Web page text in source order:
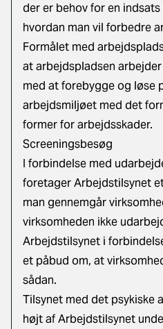
der er behov for en
hvordan man vil forbedre
Formålet med
at arbejdspladsen
med at forebygge og løse
arbejdsmiljøet med det
former for arbejdsskader.
Screeningsbesøg
I forbindelse med
foretager Arbejdstilsynet
man gennemgår
virksomheden ikke
Arbejdstilsynet i
et påbud om, at
sådan.
Tilsynet med det psykiske
højt af Arbejdstilsynet